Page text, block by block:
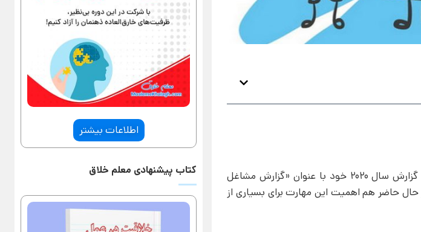
در گزارش سال 2020 خود با عنوان «گزارش مشاغل
سال 2025 اعلام کرده! گرچه در حال حاضر هم اهمیت این مهارت برای بسیاری از
اطلاعات بیشتر
کتاب پیشنهادی معلم خلاق